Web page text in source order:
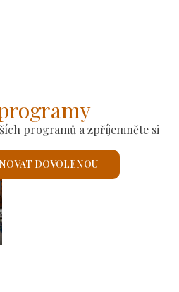
programů a zpříjemněte si
DOVOLENOU